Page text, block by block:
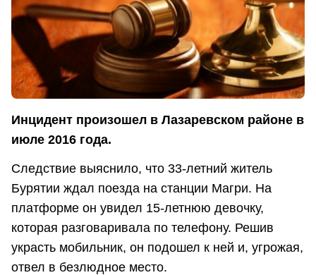
Инцидент произошел в Лазаревском районе в
июле 2016 года.
Следствие выяснило, что 33-летний житель
Бурятии ждал поезда на станции Магри. На
платформе он увидел 15-летнюю девочку,
которая разговаривала по телефону. Решив
украсть мобильник, он подошел к ней и, угрожая,
отвел в безлюдное место.